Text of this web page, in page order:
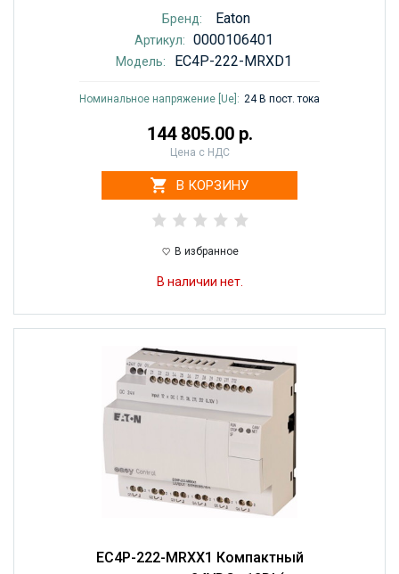
Бренд: Eaton
Артикул: 0000106401
Модель: EC4P-222-MRXD1
Номинальное напряжение [Ue]: 24 В пост. тока
144 805.00 р.
Цена с НДС
В КОРЗИНУ
В избранное
В наличии нет.
EC4P-222-MRXX1 Компактный